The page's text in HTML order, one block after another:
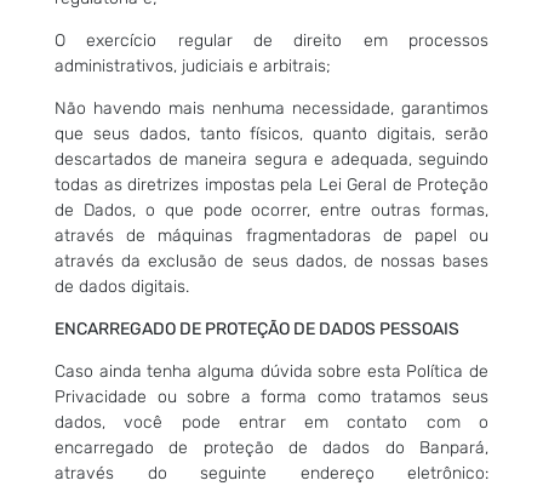
O exercício regular de direito em processos
administrativos, judiciais e arbitrais;
Não havendo mais nenhuma necessidade, garantimos
que seus dados, tanto físicos, quanto digitais, serão
descartados de maneira segura e adequada, seguindo
todas as diretrizes impostas pela Lei Geral de Proteção
de Dados, o que pode ocorrer, entre outras formas,
através de máquinas fragmentadoras de papel ou
através da exclusão de seus dados, de nossas bases
de dados digitais.
ENCARREGADO DE PROTEÇÃO DE DADOS PESSOAIS
Caso ainda tenha alguma dúvida sobre esta Política de
Privacidade ou sobre a forma como tratamos seus
dados, você pode entrar em contato com o
encarregado de proteção de dados do Banpará,
através do seguinte endereço eletrônico: